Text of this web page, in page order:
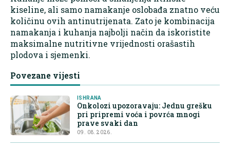
kiseline, ali samo namakanje oslobađa znatno veću
količinu ovih antinutrijenata. Zato je kombinacija
namakanja i kuhanja najbolji način da iskoristite
maksimalne nutritivne vrijednosti orašastih
plodova i sjemenki.
Povezane vijesti
ISHRANA
Onkolozi upozoravaju: Jednu grešku
pri pripremi voća i povrća mnogi
prave svaki dan
09. 08. 2026.